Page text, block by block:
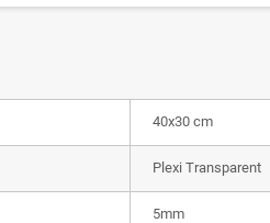
40x30 cm
Plexi Transparent
5mm